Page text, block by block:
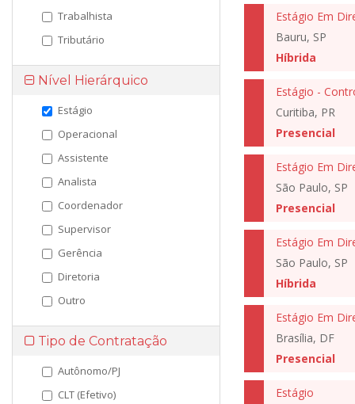
Trabalhista
Tributário
Nível Hierárquico
Estágio
Operacional
Assistente
Analista
Coordenador
Supervisor
Gerência
Diretoria
Outro
Tipo de Contratação
Autônomo/PJ
CLT (Efetivo)
Estágio Em
Bauru, SP
Híbrida
Estágio -
Curitiba, PR
Presencial
Estágio Em
São Paulo, SP
Presencial
Estágio Em
São Paulo, SP
Híbrida
Estágio Em
Brasília, DF
Presencial
Estágio